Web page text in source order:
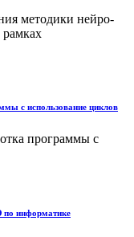
методики нейро-
рамках
с использование циклов
про­граммы с
по информатике